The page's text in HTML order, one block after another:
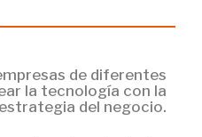
de diferentes
la tecnología con la
estrategia del negocio.